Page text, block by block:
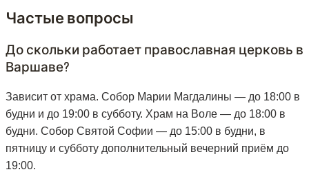
Частые вопросы
До скольки работает православная церковь в
Варшаве?
Зависит от храма. Собор Марии Магдалины — до 18:00 в
будни и до 19:00 в субботу. Храм на Воле — до 18:00 в
будни. Собор Святой Софии — до 15:00 в будни, в
пятницу и субботу дополнительный вечерний приём до
19:00.